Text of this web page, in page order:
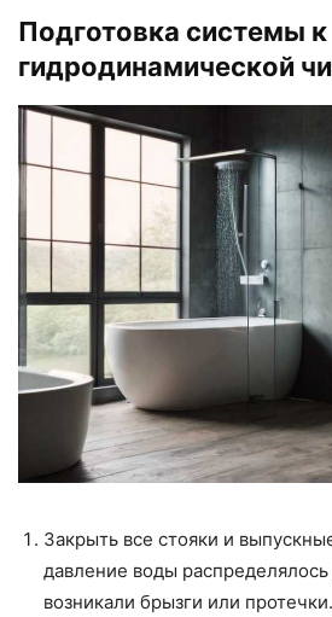
Подготовка системы к
гидродинамической
Закрыть все стояки и
давление воды
возникали брызги или протечки.